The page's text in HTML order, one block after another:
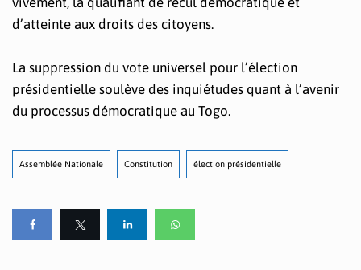
d’atteinte aux droits des citoyens.
La suppression du vote universel pour l’élection
présidentielle soulève des inquiétudes quant à l’avenir
du processus démocratique au Togo.
Assemblée Nationale Constitution élection présidentielle